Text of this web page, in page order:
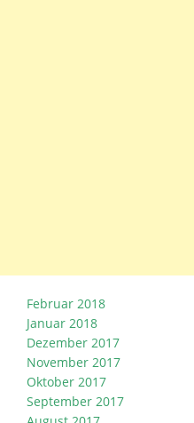
Februar 2018
Januar 2018
Dezember 2017
November 2017
Oktober 2017
September 2017